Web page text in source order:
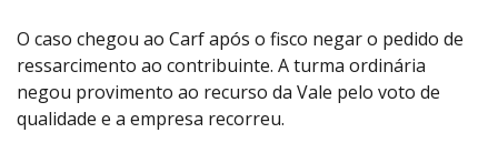
O caso chegou ao Carf após o fisco negar o pedido de
ressarcimento ao contribuinte. A turma ordinária
negou provimento ao recurso da Vale pelo voto de
qualidade e a empresa recorreu.